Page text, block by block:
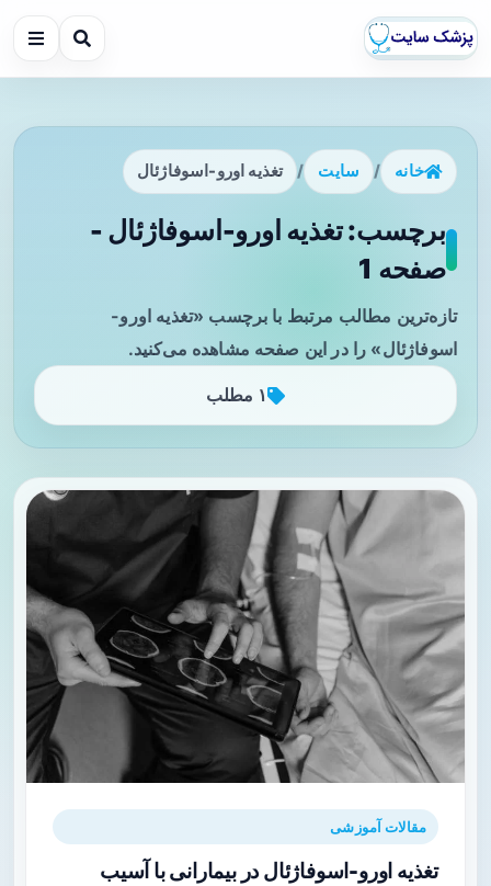
خانه / سایت / تغذیه اورو-اسوفاژئال
برچسب: تغذیه اورو-اسوفاژئال -
صفحه 1
تازه‌ترین مطالب مرتبط با برچسب «تغذیه اورو-
اسوفاژئال» را در این صفحه مشاهده می‌کنید.
۱ مطلب
مقالات آموزشی
تغذیه اورو-اسوفاژئال در بیمارانی با آسیب